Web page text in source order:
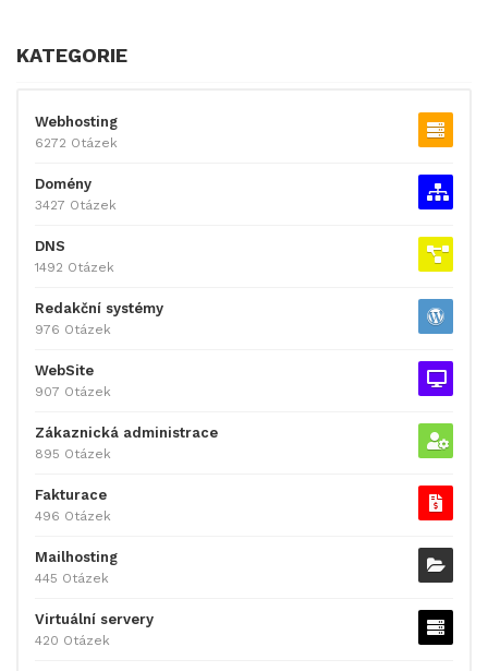
KATEGORIE
Webhosting
6272 Otázek
Domény
3427 Otázek
DNS
1492 Otázek
Redakční systémy
976 Otázek
WebSite
907 Otázek
Zákaznická administrace
895 Otázek
Fakturace
496 Otázek
Mailhosting
445 Otázek
Virtuální servery
420 Otázek